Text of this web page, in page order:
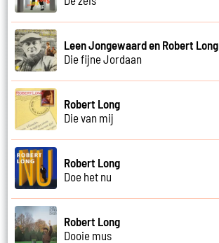
Leen Jongewaard en Robert Long
Die fijne Jordaan
Robert Long
Die van mij
Robert Long
Doe het nu
Robert Long
Dooie mus